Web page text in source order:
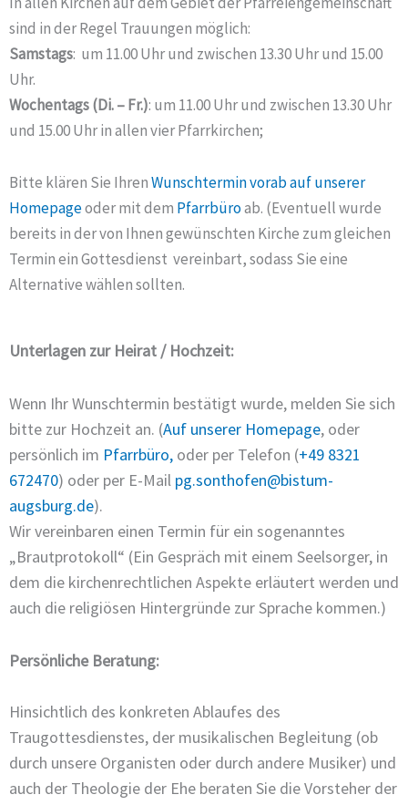
sind in der Regel Trauungen möglich:
Samstags: um 11.00 Uhr und zwischen 13.30 Uhr und 15.00
Uhr.
Wochentags (Di. – Fr.): um 11.00 Uhr und zwischen 13.30 Uhr
und 15.00 Uhr in allen vier Pfarrkirchen;
Bitte klären Sie IhrenWunschtermin vorab auf unserer
Homepageoder mit dem Pfarrbüroab. (Eventuell wurde
bereits in der von Ihnen gewünschten Kirche zum gleichen
Termin ein Gottesdienst vereinbart, sodass Sie eine
Alternative wählen sollten.
Unterlagen zur Heirat / Hochzeit:
Wenn Ihr Wunschtermin bestätigt wurde, melden Sie sich
bitte zur Hochzeit an. (Auf unserer Homepage, oder
persönlich im Pfarrbüro, oder per Telefon (+49 8321
672470) oder per E-Mail pg.sonthofen@bistum-
augsburg.de).
Wir vereinbaren einen Termin für ein sogenanntes
„Brautprotokoll“ (Ein Gespräch mit einem Seelsorger, in
dem die kirchenrechtlichen Aspekte erläutert werden und
auch die religiösen Hintergründe zur Sprache kommen.)
Persönliche Beratung:
Hinsichtlich des konkreten Ablaufes des
Traugottesdienstes, der musikalischen Begleitung (ob
durch unsere Organisten oder durch andere Musiker) und
auch der Theologie der Ehe beraten Sie die Vorsteher der